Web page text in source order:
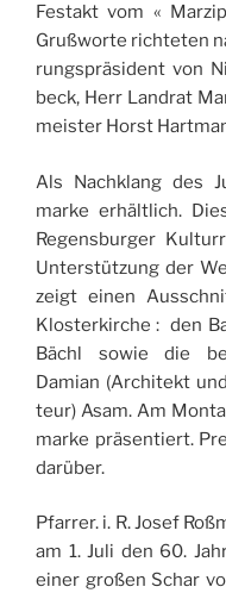
Fes­takt vom «
Gruß­worte rich­te­ten
rung­sprä­sident von
beck, Herr Lan­drat
meis­ter Horst
Als Nachk­lang des
marke erhält­lich.
Regens­bur­ger
Unterstüt­zung der
zeigt einen
Klos­ter­kirche : den
Bächl sowie die
Damian (Archi­tekt
teur) Asam. Am
marke prä­sen­tiert.
darüber.
Pfar­rer. i. R. Josef
am 1. Juli den 60.
einer großen Schar